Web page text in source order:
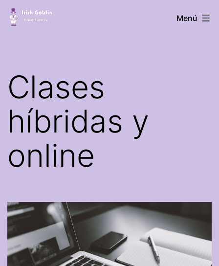
Saltar
Academia
Goblin
Menú
Clases
híbridas y
online